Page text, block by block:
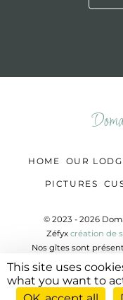
HOME OUR
PICTURES
© 2023 - 2026
Zéfyx création de
Nos gîtes sont
guide
Ils le
This site uses
what you want to